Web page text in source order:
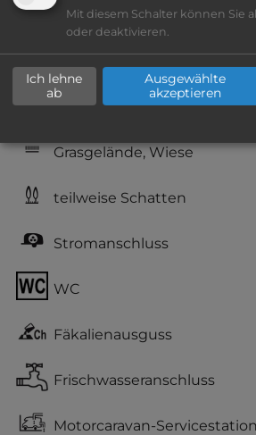
bis 10,- Euro
Geräuschkulisse:
Grasgelände, Wiese
teilweise Schatten
Stromanschluss
WC
Fäkalienausguss
Frischwasseranschluss
Motorcaravan-Servicestation
Mit diesem Schalter können Sie
oder deaktivieren.
Ich lehne
ab
Ausgewählte
akzeptieren